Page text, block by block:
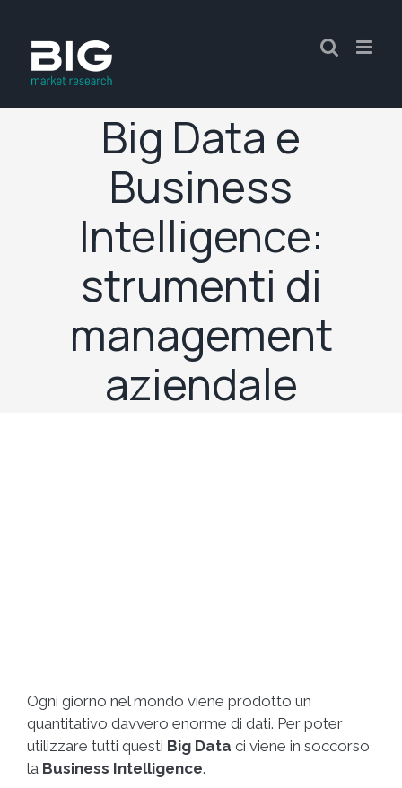
Big Data e
Business
Intelligence:
strumenti di
management
aziendale
Ogni giorno nel mondo viene prodotto un
quantitativo davvero enorme di dati. Per poter
utilizzare tutti questi Big Data ci viene in soccorso
la Business Intelligence.